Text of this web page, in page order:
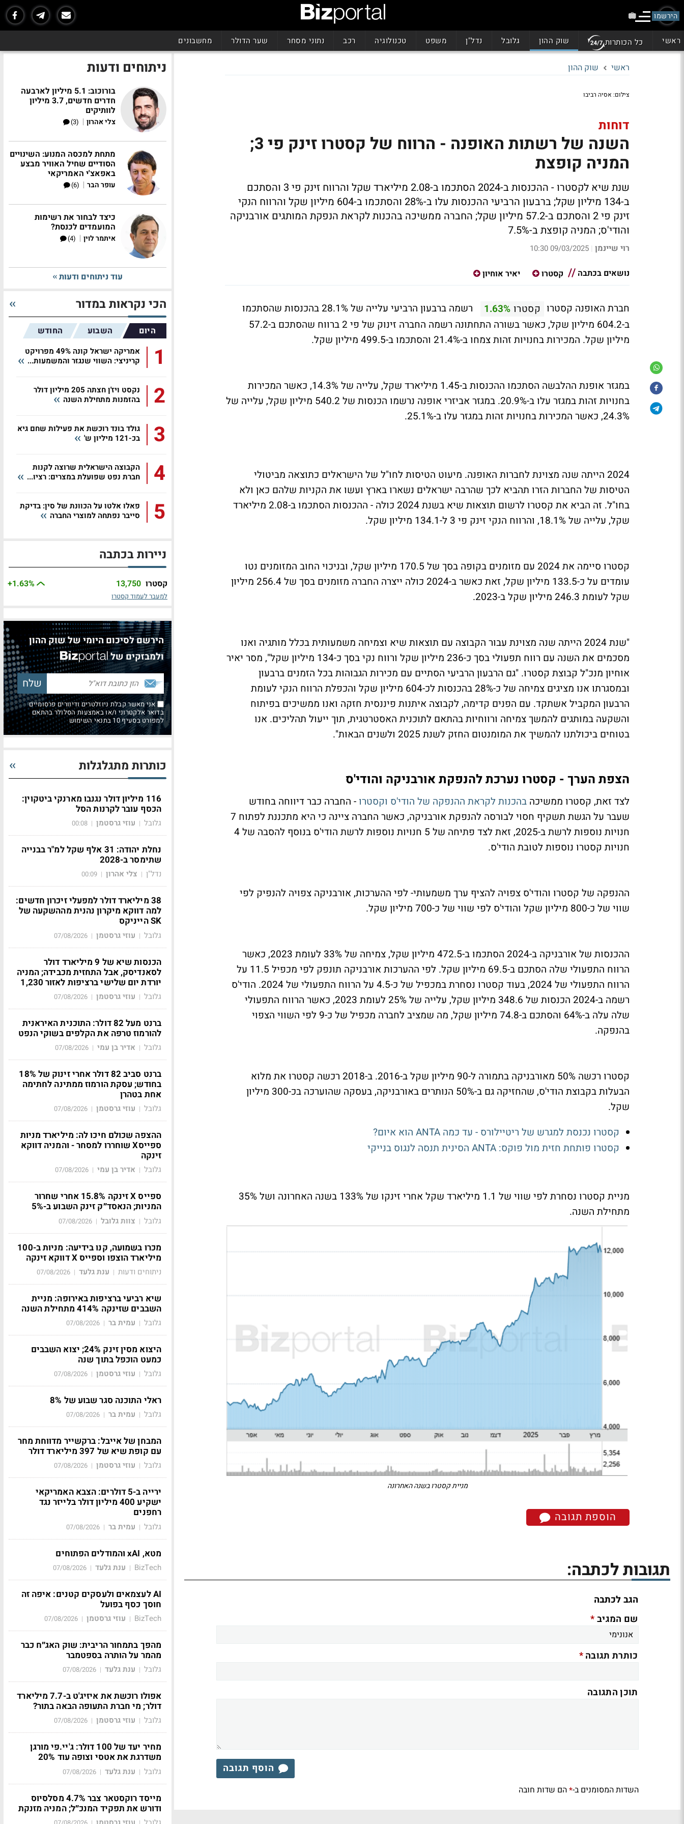
הירשמו
ראשי כל הכותרות שוק ההון גלובל נדל"ן משפט טכנולוגיה רכב נתוני מסחר שער הדולר מחשבונים
ראשי שוק ההון
צילום: אסיה רביבו
דוחות
השנה של רשתות האופנה - הרווח של קסטרו זינק פי 3;
המניה קופצת
שנת שיא לקסטרו - ההכנסות ב-2024 הסתכמו ב-2.08 מיליארד שקל והרווח זינק פי 3 והסתכם
ב-134 מיליון שקל; ברבעון הרביעי ההכנסות עלו ב-28% והסתכמו ב-604 מיליון שקל והרווח הנקי
זינק פי 2 והסתכם ב-57.2 מיליון שקל; החברה ממשיכה בהכנות לקראת הנפקת המותגים אורבניקה
והודי'ס; המניה קופצת ב-7.5%
רוי שיינמן |
09/03/2025 10:30
נושאים בכתבה קסטרו יאיר אוחיון
חברת האופנה קסטרו קסטרו 1.63%
רשמה ברבעון הרביעי עלייה של 28.1% בהכנסות שהסתכמו
ב-604.2 מיליון שקל, כאשר בשורה התחתונה רשמה החברה זינוק של פי 2 ברווח שהסתכם ב-57.2
מיליון שקל. המכירות בחנויות זהות צמחו ב-21.4% והסתכמו ב-499.5 מיליון שקל.
במגזר אופנת ההלבשה הסתכמו ההכנסות ב-1.45 מיליארד שקל, עלייה של 14.3%, כאשר המכירות
בחנויות זהות במגזר עלו ב-20.9%. במגזר אביזרי אופנה נרשמו הכנסות של 540.2 מיליון שקל, עלייה של
24.3%, כאשר המכירות בחנויות זהות במגזר עלו ב-25.1%.
2024 הייתה שנה מצוינת לחברות האופנה. מיעוט הטיסות לחו"ל של הישראלים כתוצאה מביטולי
הטיסות של החברות הזרו תהביא לכך שהרבה ישראלים נשארו בארץ ועשו את הקניות שלהם כאן ולא
בחו"ל. זה הביא את קסטרו לרשום תוצאות שיא בשנת 2024 כולה - ההכנסות הסתכמו ב-2.08 מיליארד
שקל, עלייה של 18.1%, והרווח הנקי זינק פי 3 ל-134.1 מיליון שקל.
קסטרו סיימה את 2024 עם מזומנים בקופה בסך של 170.5 מיליון שקל, ובניכוי החוב המזומנים נטו
עומדים על כ-133.5 מיליון שקל, זאת כאשר ב-2024 כולה ייצרה החברה מזומנים בסך של 256.4 מיליון
שקל לעומת 246.3 מיליון שקל ב-2023.
"שנת 2024 הייתה שנה מצוינת עבור הקבוצה עם תוצאות שיא וצמיחה משמעותית בכלל מותגיה ואנו
מסכמים את השנה עם רווח תפעולי בסך כ-236 מיליון שקל ורווח נקי בסך כ-134 מיליון שקל", מסר יאיר
אוחיון מנכ"ל קבוצת קסטרו. "גם הרבעון הרביעי הסתיים עם מכירות הגבוהות בכל הזמנים ברבעון
ובמסגרתו אנו מציגים צמיחה של כ-28% בהכנסות לכ-604 מיליון שקל והכפלת הרווח הנקי לעומת
הרבעון המקביל אשתקד. עם הפנים קדימה, לקבוצה איתנות פיננסית חזקה ואנו ממשיכים בפיתוח
והשקעה במותגים להמשך צמיחה ורווחיות בהתאם לתוכנית האסטרטגית, תוך ייעול תהליכים. אנו
בטוחים ביכולתנו להמשיך את המומנטום החזק לשנת 2025 ולשנים הבאות".
הצפת הערך - קסטרו נערכת להנפקת אורבניקה והודי'ס
לצד זאת, קסטרו ממשיכה בהכנות לקראת ההנפקה של הודי'ס וקסטרו - החברה כבר דיווחה בחודש
שעבר על הגשת תשקיף חסוי לבורסה להנפקת אורבניקה, כאשר החברה ציינה כי היא מתכננת לפתוח 7
חנויות נוספות לרשת ב-2025, זאת לצד פתיחה של 5 חנויות נוספות לרשת הודי'ס בנוסף להסבה של 4
חנויות קסטרו נוספות לטובת הודי'ס.
ההנפקה של קסטרו והודי'ס צפויה להציף ערך משמעותי- לפי ההערכות, אורבניקה צפויה להנפיק לפי
שווי של כ-800 מיליון שקל והודי'ס לפי שווי של כ-700 מיליון שקל.
ההכנסות של אורבניקה ב-2024 הסתכמו ב-472.5 מיליון שקל, צמיחה של 33% לעומת 2023, כאשר
הרווח התפעולי שלה הסתכם ב-69.5 מיליון שקל. לפי ההערכות אורבניקה תונפק לפי מכפיל 11.5 על
הרווח התפעולי של 2024, בעוד קסטרו נסחרת במכפיל של כ-4.5 על הרווח התפעולי של 2024. הודי'ס
רשמה ב-2024 הכנסות של 348.6 מיליון שקל, עלייה של 25% לעומת 2023, כאשר הרווח התפעולי
שלה עלה ב-64% והסתכם ב-74.8 מיליון שקל, מה שמציב לחברה מכפיל של כ-9 לפי השווי הצפוי
בהנפקה.
קסטרו רכשה 50% מאורבניקה בתמורה ל-90 מיליון שקל ב-2016. ב-2018 רכשה קסטרו את מלוא
הבעלות בקבוצת הודי'ס, שהחזיקה גם ב-50% הנותרים באורבניקה, בעסקה שהוערכה בכ-300 מיליון
שקל.
קסטרו נכנסת למגרש של ריטיילורס - עד כמה ANTA הוא איום?
קסטרו פותחת חזית מול פוקס: ANTA הסינית תנסה לנגוס בנייקי
מניית קסטרו נסחרת לפי שווי של 1.1 מיליארד שקל אחרי זינקו של 133% בשנה האחרונה ושל 35%
מתחילת השנה.
מניית קסטרו בשנה האחרונה
הוספת תגובה
תגובות לכתבה:
הגב לכתבה
שם המגיב*
כותרת תגובה*
תוכן התגובה
הוסף תגובה
השדות המסומנים ב-*הם שדות חובה
ניתוחים ודעות
בורוכוב: 5.1 מיליון לארבעה
חדרים חדשים, 3.7 מיליון
לוותיקים
צלי אהרון |
(3)
מתחת למכסה המנוע: השינויים
הסודיים שחיל האוויר מבצע
באפאצ'י האמריקאי
עופר הבר |
(6)
כיצד לבחור את רשימות
המועמדים לכנסת?
איתמר לוין |
(4)
עוד ניתוחים ודעות
הכי נקראות במדור
היום השבוע החודש
1
אמריקה ישראל קונה 49% מפרויקט
קריניצי: השווי שנגזר והמשמעות...
2
נקסט ויז'ן חצתה 205 מיליון דולר
בהזמנות מתחילת השנה
3
גולד בונד רוכשת את פעילות שחם גיא
בכ-121 מיליון ש'
4
הקבוצה הישראלית שרוצה לקנות
חברת נפט שפועלת במצרים: רציו...
5
פאלו אלטו על הכוונת של סין: בדיקת
סייבר נפתחה למוצרי החברה
ניירות בכתבה
קסטרו 13,750
+1.63%
למעבר לעמוד קסטרו
הירשם לסיכום היומי של שוק ההון
ולמבזקים של
אני מאשר קבלת ניוזלטרים ודיוורים פרסומיים
בדואר אלקטרוני ו/או באמצעות הסלולר בהתאם
למפורט בסעיף 10 בתנאי השימוש
כותרות מתגלגלות
116 מיליון דולר נגנבו מארנקי ביטקוין:
הכסף עובר לקרנות הסל
גלובל | עוזי גרסטמן |
00:08
נחלת יהודה: 31 אלף שקל למ"ר בבנייה
שתימסר ב-2028
נדל"ן | צלי אהרון |
00:09
38 מיליארד דולר למפעלי זיכרון חדשים:
למה דווקא מיקרון נהנית מההשקעה של
SK הייניקס
גלובל | עוזי גרסטמן |
07/08/2026
הכנסות שיא של 9 מיליארד דולר
לסאנדיסק, אבל התחזית מכבידה; המניה
יורדת יום שלישי ברציפות לאזור 1,230
גלובל | עוזי גרסטמן |
07/08/2026
ברנט מעל 82 דולר: התוכנית האיראנית
להורמוז טרפה את הקלפים בשוקי הנפט
גלובל | אדיר בן עמי |
07/08/2026
ברנט סביב 82 דולר אחרי זינוק של 18%
בחודש; עסקת הורמוז ממתינה לחתימה
אחת בטהרן
גלובל | עוזי גרסטמן |
07/08/2026
ההצפה שכולם חיכו לה: מיליארד מניות
ספייסX שוחררו למסחר - והמניה דווקא
זינקה
גלובל | אדיר בן עמי |
07/08/2026
ספייס X זינקה 15.8% אחרי שחרור
המניות; הנאסד״ק זינק השבוע ב-5%
גלובל | צוות גלובל |
07/08/2026
מכרו בשמועה, קנו בידיעה: מניות ב-100
מיליארד הוצפו וספייס X דווקא זינקה
ניתוחים ודעות | ענת גלעד |
07/08/2026
שיא רביעי ברציפות באירופה: מניית
השבבים שזינקה 414% מתחילת השנה
גלובל | עמית בר |
07/08/2026
היצוא מסין זינק 24%; יצוא השבבים
כמעט הוכפל בתוך שנה
גלובל | עוזי גרסטמן |
07/08/2026
ראלי התוכנה סגר שבוע של 8%
גלובל | עמית בר |
07/08/2026
המבחן של אייבל: ברקשייר מדווחת מחר
עם קופת שיא של 397 מיליארד דולר
גלובל | עוזי גרסטמן |
07/08/2026
ירייה ב-5 דולרים: הצבא האמריקאי
ישקיע 400 מיליון דולר בלייזר נגד
רחפנים
גלובל | עמית בר |
07/08/2026
מטא, xAI והמודלים הפתוחים
BizTech
| ענת גלעד |
07/08/2026
AI לעצמאים ולעסקים קטנים: איפה זה
חוסך כסף בפועל
BizTech
| עוזי גרסטמן |
07/08/2026
מהפך בתמחור הריבית: שוק האג״ח כבר
מהמר על הותרה בספטמבר
גלובל | ענת גלעד |
07/08/2026
אפולו רוכשת את איזיג'ט ב-7.7 מיליארד
דולר; מי חברת התעופה הבאה בתור?
גלובל | עוזי גרסטמן |
07/08/2026
מחיר יעד של 100 דולר: ג'יי.פי מורגן
משדרגת את אטסי וצופה עוד 20%
גלובל | ענת גלעד |
07/08/2026
מייסד רוקסטאר צבר 4.7% מסלסיוס
ודורש את תפקיד המנכ״ל; המניה מזנקת